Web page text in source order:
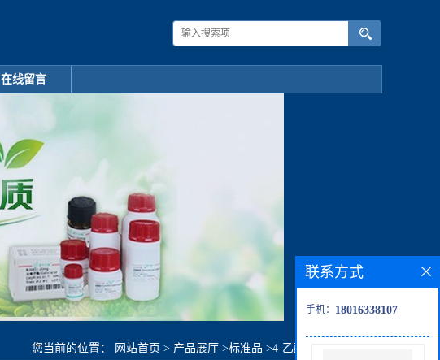
在线留言
您当前的位置： 网站首页 > 产品展厅 >标准品 >4-乙酰苯甲酸异丙酯
联系方式
手机： 18016338107